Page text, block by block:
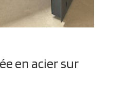
en acier sur